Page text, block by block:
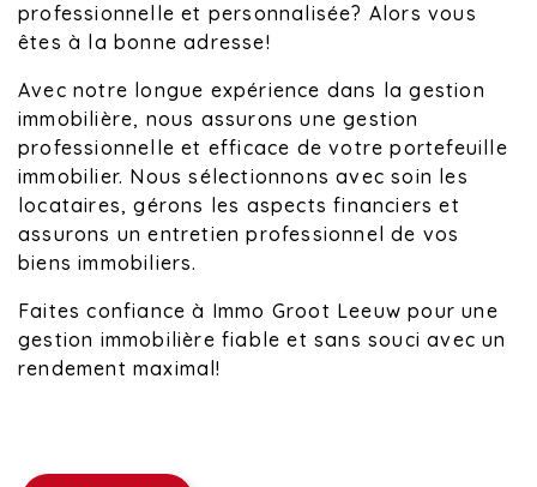
professionnelle et personnalisée? Alors vous
êtes à la bonne adresse!
Avec notre longue expérience dans la gestion
immobilière, nous assurons une gestion
professionnelle et efficace de votre portefeuille
immobilier. Nous sélectionnons avec soin les
locataires, gérons les aspects financiers et
assurons un entretien professionnel de vos
biens immobiliers.
Faites confiance à Immo Groot Leeuw pour une
gestion immobilière fiable et sans souci avec un
rendement maximal!